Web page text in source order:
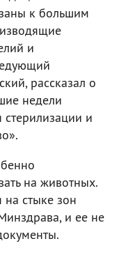
к большим
и
рассказал о
недели
и
на животных.
на стыке зон
и ее не